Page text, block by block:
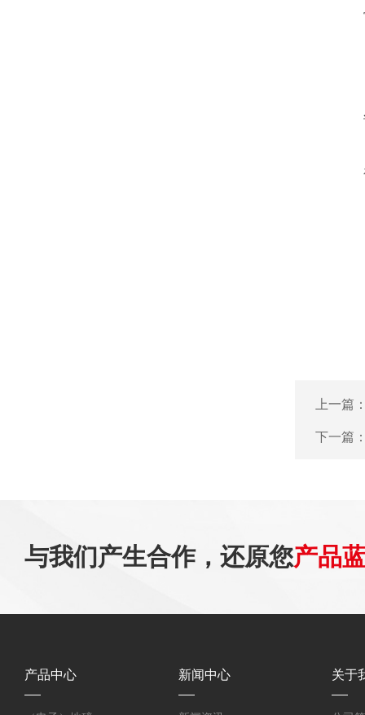
上一篇
下一篇
与我们产生合作，还原您产品
产品中心 新闻中心 关于